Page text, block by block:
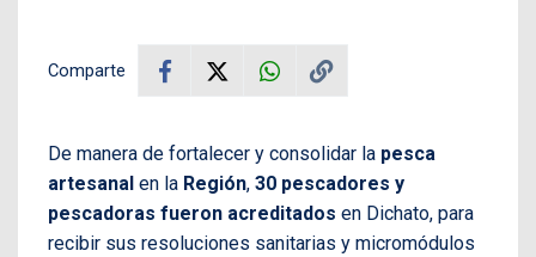
Comparte
De manera de fortalecer y consolidar la pesca
artesanal en la Región, 30 pescadores y
pescadoras fueron acreditados en Dichato, para
recibir sus resoluciones sanitarias y micromódulos